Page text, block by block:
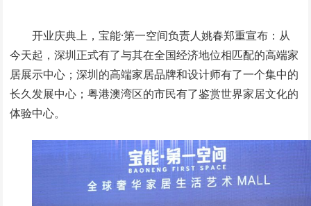
开业庆典上，宝能·第一空间负责人姚春郑重宣布：从
今天起，深圳正式有了与其在全国经济地位相匹配的高端家
居展示中心；深圳的高端家居品牌和设计师有了一个集中的
长久发展中心；粤港澳湾区的市民有了鉴赏世界家居文化的
体验中心。